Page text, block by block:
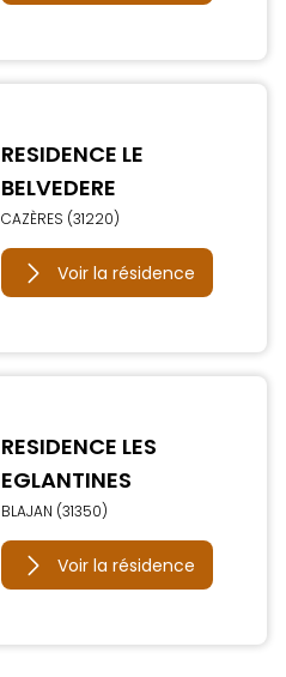
RESIDENCE LE
BELVEDERE
CAZÈRES (31220)
Voir la résidence
RESIDENCE LES
EGLANTINES
BLAJAN (31350)
Voir la résidence